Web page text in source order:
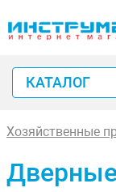
КАТАЛОГ
Хозяйственные